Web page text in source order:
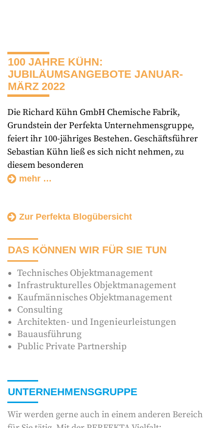
100 JAHRE KÜHN:
JUBILÄUMSANGEBOTE JANUAR-
MÄRZ 2022
Die Richard Kühn GmbH Chemische Fabrik,
Grundstein der Perfekta Unternehmensgruppe,
feiert ihr 100-jähriges Bestehen. Geschäftsführer
Sebastian Kühn ließ es sich nicht nehmen, zu
diesem besonderen
mehr …
Zur Perfekta Blogübersicht
DAS KÖNNEN WIR FÜR SIE TUN
Technisches Objektmanagement
Infrastrukturelles Objektmanagement
Kaufmännisches Objektmanagement
Consulting
Architekten- und Ingenieurleistungen
Bauausführung
Public Private Partnership
UNTERNEHMENSGRUPPE
Wir werden gerne auch in einem anderen Bereich